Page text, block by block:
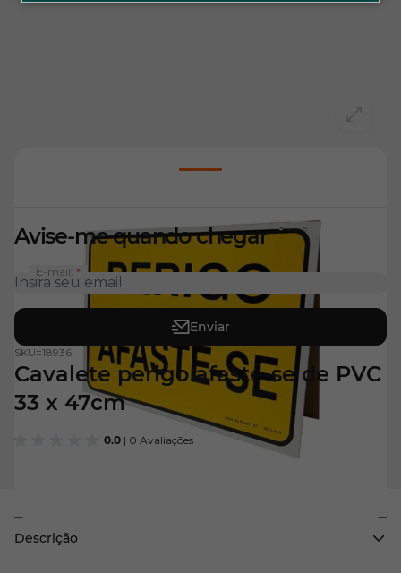
0.0 | 0 Avaliações
SKU=18936
Cavalete perigo afaste-se de PVC
33 x 47cm
Avise-me quando chegar
E-mail:
Enviar
Descrição